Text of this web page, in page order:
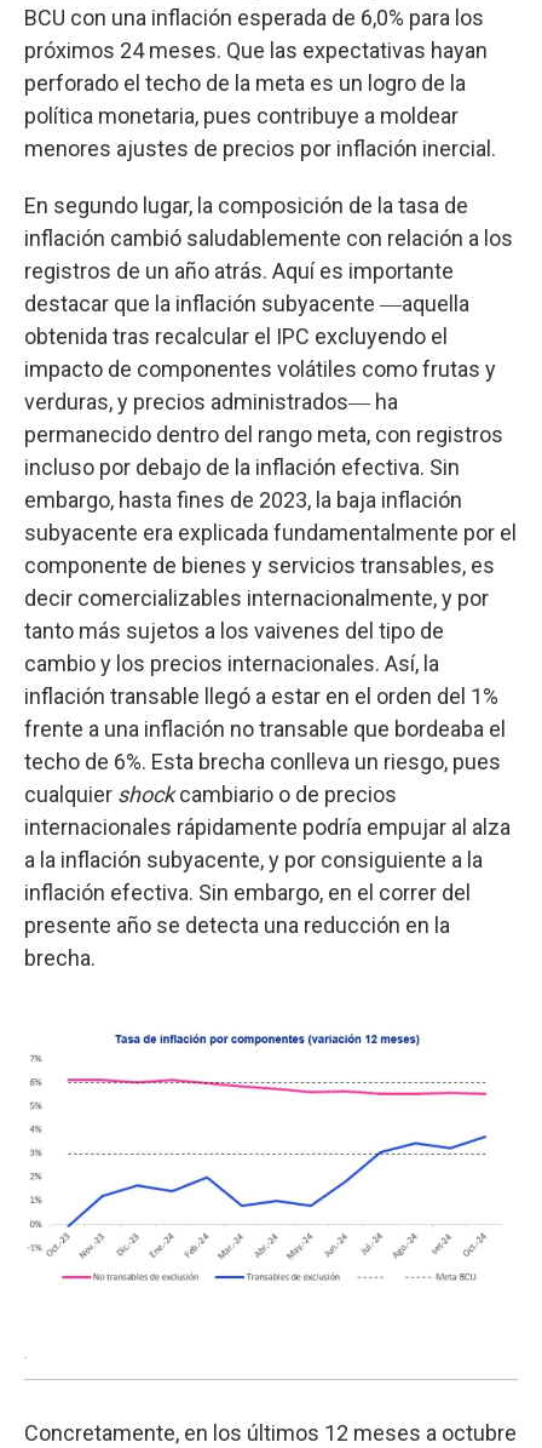
BCU con una inflación esperada de 6,0% para los
próximos 24 meses. Que las expectativas hayan
perforado el techo de la meta es un logro de la
política monetaria, pues contribuye a moldear
menores ajustes de precios por inflación inercial.
En segundo lugar, la composición de la tasa de
inflación cambió saludablemente con relación a los
registros de un año atrás. Aquí es importante
destacar que la inflación subyacente ―aquella
obtenida tras recalcular el IPC excluyendo el
impacto de componentes volátiles como frutas y
verduras, y precios administrados― ha
permanecido dentro del rango meta, con registros
incluso por debajo de la inflación efectiva. Sin
embargo, hasta fines de 2023, la baja inflación
subyacente era explicada fundamentalmente por el
componente de bienes y servicios transables, es
decir comercializables internacionalmente, y por
tanto más sujetos a los vaivenes del tipo de
cambio y los precios internacionales. Así, la
inflación transable llegó a estar en el orden del 1%
frente a una inflación no transable que bordeaba el
techo de 6%. Esta brecha conlleva un riesgo, pues
cualquier shockcambiario o de precios
internacionales rápidamente podría empujar al alza
a la inflación subyacente, y por consiguiente a la
inflación efectiva. Sin embargo, en el correr del
presente año se detecta una reducción en la
brecha.
.
Concretamente, en los últimos 12 meses a octubre